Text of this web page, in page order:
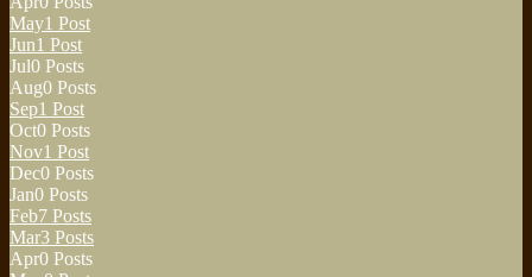
May1 Post
Jun1 Post
Jul0 Posts
Aug0 Posts
Sep1 Post
Oct0 Posts
Nov1 Post
Dec0 Posts
Jan0 Posts
Feb7 Posts
Mar3 Posts
Apr0 Posts